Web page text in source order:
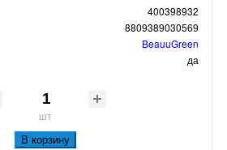
400398932
8809389030569
BeauuGreen
да
шт
В корзину